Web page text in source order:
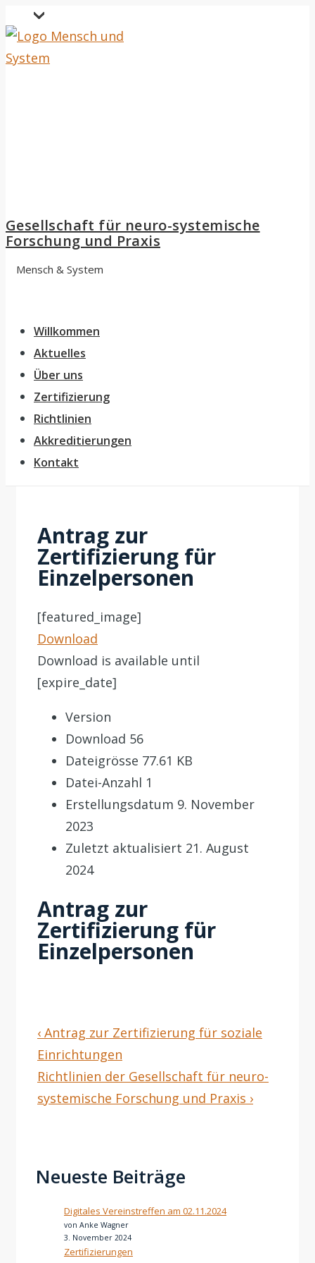
Zum
Inhalt
Secondary
Navigation
Gesellschaft für neuro-systemische
Forschung und Praxis
Mensch & System
Willkommen
Aktuelles
Über uns
Zertifizierung
Richtlinien
Akkreditierungen
Kontakt
Antrag zur
Zertifizierung für
Einzelpersonen
[featured_image]
Download
Download is available until
[expire_date]
Version
Download 56
Dateigrösse 77.61 KB
Datei-Anzahl 1
Erstellungsdatum 9. November
2023
Zuletzt aktualisiert 21. August
2024
Antrag zur
Zertifizierung für
Einzelpersonen
Beitragsnavigation
Previous
Post
is
‹ Antrag zur Zertifizierung für soziale
Einrichtungen
Next
Post
Richtlinien der Gesellschaft für neuro-
systemische Forschung und Praxis ›
Neueste Beiträge
Digitales Vereinstreffen am 02.11.2024
von Anke Wagner
3. November 2024
Zertifizierungen